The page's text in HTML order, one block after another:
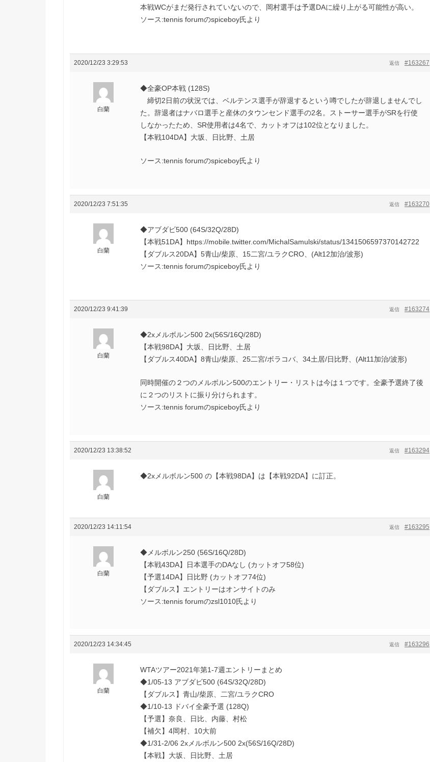
本戦WCがまだ発行されていないので、岡村選手は予選DAに繰り上がる可能性が高い。
ソース:tennis forumのspiceboy氏より
2020/12/23 3:29:53 #163267
返信
白蘭
◆全豪OP本戦 (128S)
締切2日前の状況では、ベルテンス選手が辞退するという噂でしたが辞退しませんでし
た。辞退者はナバロ選手と産休のタウンセンド選手の2名。ストーサー選手がSRを行使
しなかったため、SR使用者は4名で、カットオフは102位となりました。
【本戦104DA】大坂、日比野、土居
ソース:tennis forumのspiceboy氏より
2020/12/23 7:51:35 #163270
返信
白蘭
◆アブダビ500 (64S/32Q/28D)
【本戦51DA】https://mobile.twitter.com/MichalSamulski/status/1341506597370142722
【ダブルス20DA】5青山/柴原、15二宮/ユラクCRO、(Alt12加治/波形)
ソース:tennis forumのspiceboy氏より
2020/12/23 9:41:39 #163274
返信
白蘭
◆2xメルボルン500 2x(56S/16Q/28D)
【本戦98DA】大坂、日比野、土居
【ダブルス40DA】8青山/柴原、25二宮/ボラコバ、34土居/日比野、(Alt11加治/波形)
同時開催の２つのメルボルン500のエントリー・リストは今は１つです。全豪予選終了後
に２つのリストに振り分けられます。
ソース:tennis forumのspiceboy氏より
2020/12/23 13:38:52 #163294
返信
白蘭
◆2xメルボルン500 の【本戦98DA】は【本戦92DA】に訂正。
2020/12/23 14:11:54 #163295
返信
白蘭
◆メルボルン250 (56S/16Q/28D)
【本戦43DA】日本選手のDAなし (カットオフ58位)
【予選14DA】日比野 (カットオフ74位)
【ダブルス】エントリーはオンサイトのみ
ソース:tennis forumのzsl1010氏より
2020/12/23 14:34:45 #163296
返信
白蘭
WTAツアー2021年第1-7週エントリーまとめ
◆1/05-13 アブダビ500 (64S/32Q/28D)
【ダブルス】青山/柴原、二宮/ユラクCRO
◆1/10-13 ドバイ全豪予選 (128Q)
【予選】奈良、日比、内藤、村松
【補欠】4岡村、10大前
◆1/31-2/06 2xメルボルン500 2x(56S/16Q/28D)
【本戦】大坂、日比野、土居